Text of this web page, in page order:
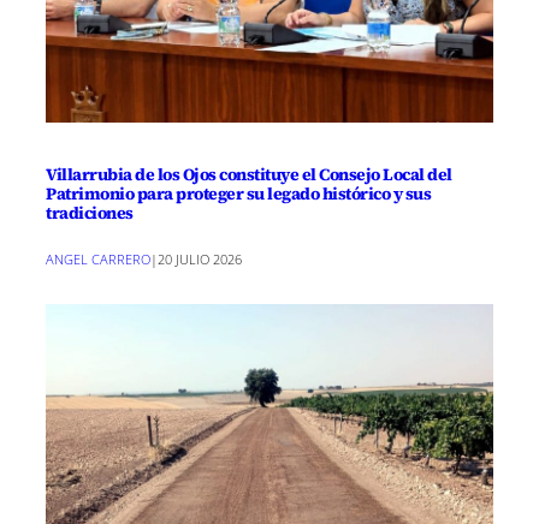
Villarrubia de los Ojos constituye el Consejo Local del
Patrimonio para proteger su legado histórico y sus
tradiciones
ANGEL CARRERO| 20 JULIO 2026